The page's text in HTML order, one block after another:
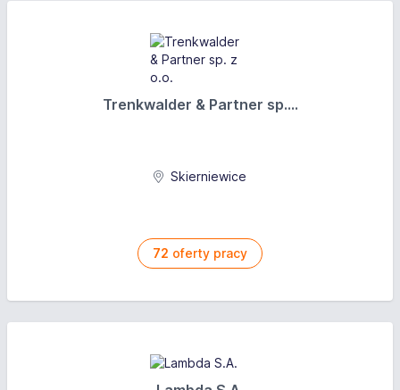
Trenkwalder & Partner sp....
Skierniewice
72 oferty pracy